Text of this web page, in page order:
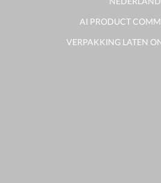
AI PRODUCT
VERPAKKING LATEN